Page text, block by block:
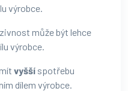
výrobce.
může být lehce
výrobce.
vyšší spotřebu
dílem výrobce.